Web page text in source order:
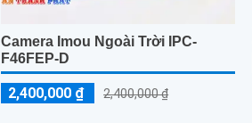
Camera Imou Ngoài Trời IPC-
F46FEP-D
2,400,000 ₫ 2,400,000 ₫